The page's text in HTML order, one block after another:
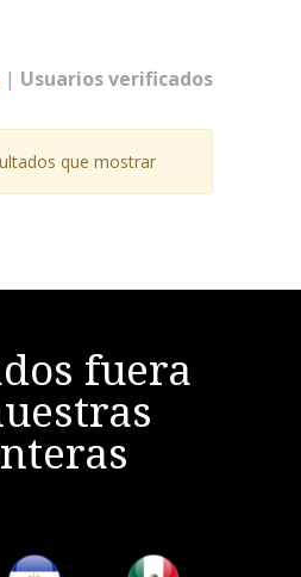
| Usuarios verificados
que mostrar
fuera